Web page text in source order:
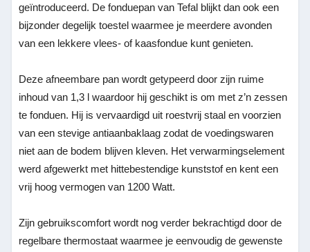
geïntroduceerd. De fonduepan van Tefal blijkt dan ook een
bijzonder degelijk toestel waarmee je meerdere avonden
van een lekkere vlees- of kaasfondue kunt genieten.
Deze afneembare pan wordt getypeerd door zijn ruime
inhoud van 1,3 l waardoor hij geschikt is om met z’n zessen
te fonduen. Hij is vervaardigd uit roestvrij staal en voorzien
van een stevige antiaanbaklaag zodat de voedingswaren
niet aan de bodem blijven kleven. Het verwarmingselement
werd afgewerkt met hittebestendige kunststof en kent een
vrij hoog vermogen van 1200 Watt.
Zijn gebruikscomfort wordt nog verder bekrachtigd door de
regelbare thermostaat waarmee je eenvoudig de gewenste